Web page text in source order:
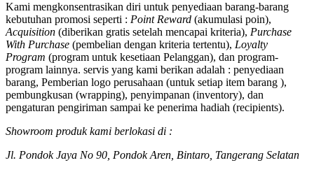
Kami mengkonsentrasikan diri untuk penyediaan barang-barang
kebutuhan promosi seperti : Point Reward (akumulasi poin),
Acquisition (diberikan gratis setelah mencapai kriteria), Purchase
With Purchase (pembelian dengan kriteria tertentu), Loyalty
Program (program untuk kesetiaan Pelanggan), dan program-
program lainnya. servis yang kami berikan adalah : penyediaan
barang, Pemberian logo perusahaan (untuk setiap item barang ),
pembungkusan (wrapping), penyimpanan (inventory), dan
pengaturan pengiriman sampai ke penerima hadiah (recipients).
Showroom produk kami berlokasi di :
Jl. Pondok Jaya No 90, Pondok Aren, Bintaro, Tangerang Selatan